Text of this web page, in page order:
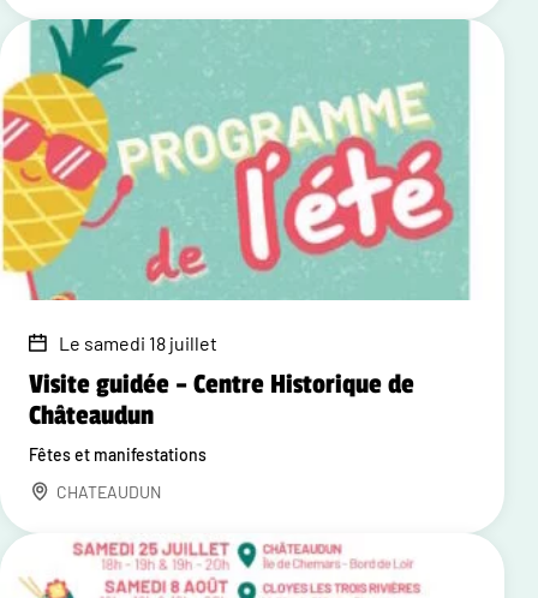
Le samedi 18 juillet
Visite guidée – Centre Historique de
Châteaudun
Fêtes et manifestations
CHATEAUDUN